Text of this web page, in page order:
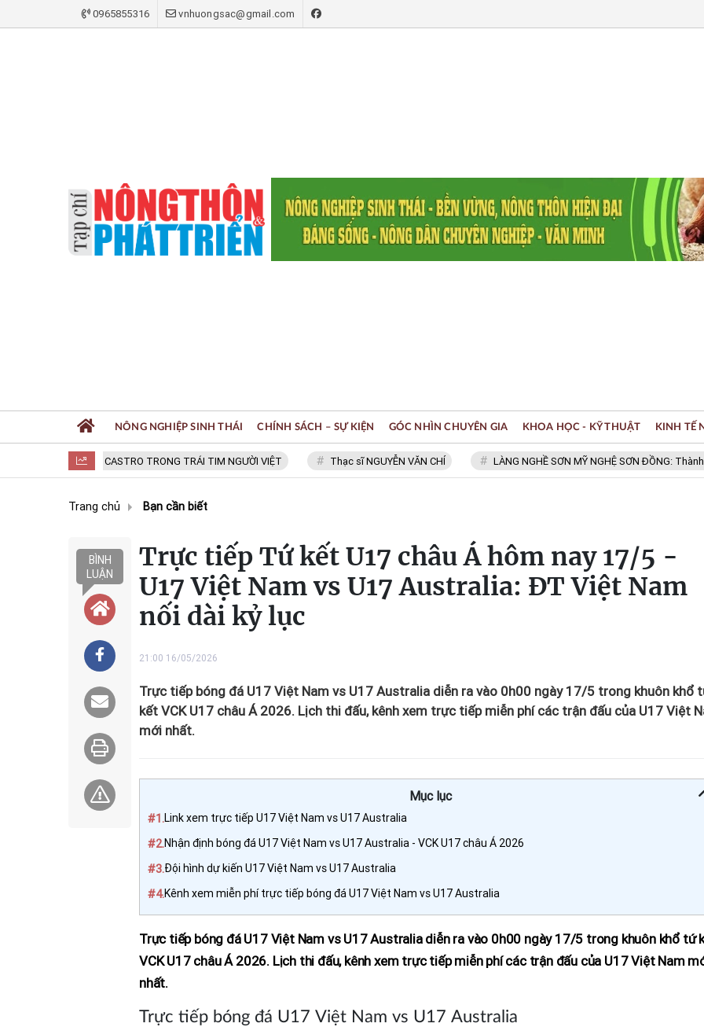
0965855316 vnhuongsac@gmail.com
FIDEL CASTRO TRONG TRÁI TIM NGƯỜI VIỆT Thạc sĩ NGUYỄN VĂN CHÍ LÀNG NGHỀ SƠN MỸ NGHỆ SƠN ĐỒNG: Thành
NÔNG NGHIỆP SINH THÁI CHÍNH SÁCH – SỰ KIỆN GÓC NHÌN CHUYÊN GIA KHOA HỌC - KỸ THUẬT KINH TẾ
Trang chủ Bạn cần biết
BÌNH
LUẬN
Trực tiếp Tứ kết U17 châu Á hôm nay 17/5 -
U17 Việt Nam vs U17 Australia: ĐT Việt Nam
nối dài kỷ lục
21:00 16/05/2026
Trực tiếp bóng đá U17 Việt Nam vs U17 Australia diễn ra vào 0h00 ngày 17/5 trong khuôn khổ
kết VCK U17 châu Á 2026. Lịch thi đấu, kênh xem trực tiếp miễn phí các trận đấu của U17 Việt
mới nhất.
Mục lục
#1.Link xem trực tiếp U17 Việt Nam vs U17 Australia
#2.Nhận định bóng đá U17 Việt Nam vs U17 Australia - VCK U17 châu Á 2026
#3.Đội hình dự kiến U17 Việt Nam vs U17 Australia
#4.Kênh xem miễn phí trực tiếp bóng đá U17 Việt Nam vs U17 Australia
Trực tiếp bóng đá U17 Việt Nam vs U17 Australia diễn ra vào 0h00 ngày 17/5 trong khuôn khổ tứ
VCK U17 châu Á 2026. Lịch thi đấu, kênh xem trực tiếp miễn phí các trận đấu của U17 Việt Nam
nhất.
Trực tiếp bóng đá U17 Việt Nam vs U17 Australia